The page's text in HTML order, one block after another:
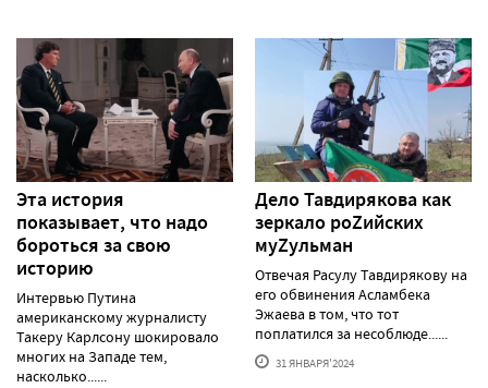
Эта история
показывает, что надо
бороться за свою
историю
Интервью Путина
американскому журналисту
Такеру Карлсону шокировало
многих на Западе тем,
насколько......
Дело Тавдирякова как
зеркало роZийских
муZульман
Отвечая Расулу Тавдирякову на
его обвинения Асламбека
Эжаева в том, что тот
поплатился за несоблюде......
31 ЯНВАРЯ'2024